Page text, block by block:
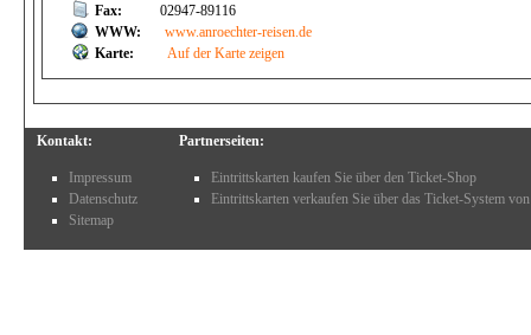
Fax:
02947-89116
WWW:
www.anroechter-reisen.de
Karte:
Auf der Karte zeigen
Kontakt:
Impressum
Datenschutz
Sitemap
Partnerseiten:
Eintrittskarten kaufen Sie über den Ticket-Shop
Eintrittskarten verkaufen Sie über das Ticket-System